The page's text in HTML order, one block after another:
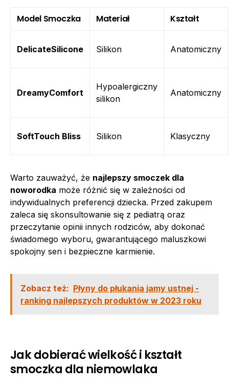
Model Smoczka Materiał Kształt
DelicateSilicone Silikon Anatomiczny
DreamyComfort
Hypoalergiczny
silikon
Anatomiczny
SoftTouch Bliss Silikon Klasyczny
Warto zauważyć, że najlepszy smoczek dla
noworodka może różnić się w zależności od
indywidualnych preferencji dziecka. Przed zakupem
zaleca się skonsultowanie się z pediatrą oraz
przeczytanie opinii innych rodziców, aby dokonać
świadomego wyboru, gwarantującego maluszkowi
spokojny sen i bezpieczne karmienie.
Zobacz też: Płyny do płukania jamy ustnej -
ranking najlepszych produktów w 2023 roku
Jak dobierać wielkość i kształt
smoczka dla niemowlaka